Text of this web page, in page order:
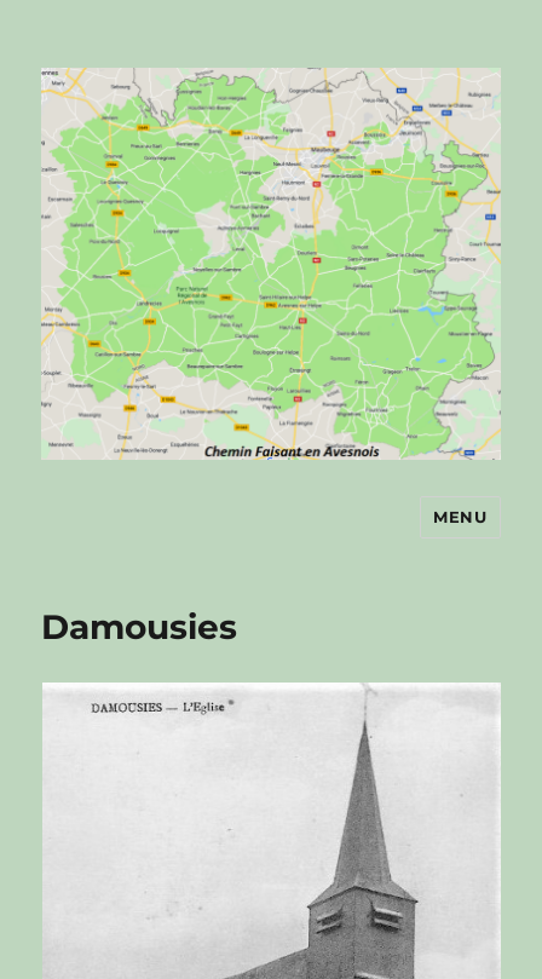
Chemin faisant en Avesnois
MENU
Damousies